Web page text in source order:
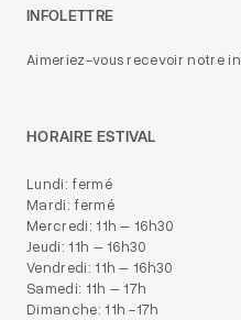
INFOLETTRE
Aimeriez-vous recevoir notre
HORAIRE ESTIVAL
Lundi: fermé
Mardi: fermé
Mercredi: 11h – 16h30
Jeudi: 11h – 16h30
Vendredi: 11h – 16h30
Samedi: 11h – 17h
Dimanche: 11h -17h